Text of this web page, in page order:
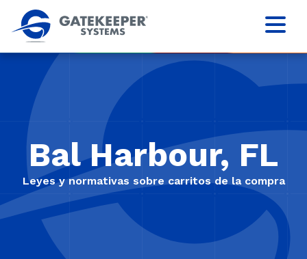
Bal Harbour, FL
Leyes y normativas sobre carritos de la compra